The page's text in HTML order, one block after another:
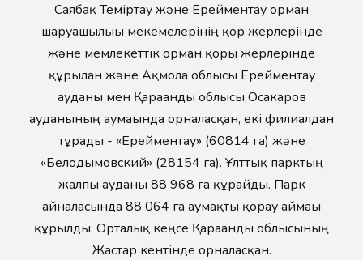
Саябақ Теміртау және Ерейментау орман
шаруашылығы мекемелерінің қор жерлерінде
және мемлекеттік орман қоры жерлерінде
құрылған және Ақмола облысы Ерейментау
ауданы мен Қарағанды облысы Осакаров
ауданының аумағында орналасқан, екі филиалдан
тұрады - «Ерейментау» (60814 га) және
«Белодымовский» (28154 га). Ұлттық парктың
жалпы ауданы 88 968 га құрайды. Парк
айналасында 88 064 га аумақты қорғау аймағы
құрылды. Орталық кеңсе Қарағанды облысының
Жастар кентінде орналасқан.